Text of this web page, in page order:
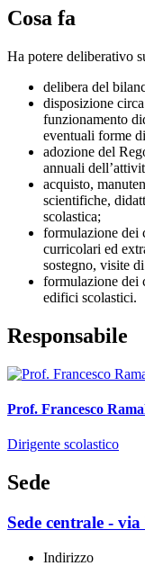
Cosa fa
Ha potere deliberativo
delibera del
disposizione
funzionamento
eventuali forme
adozione del
annuali
acquisto,
scientifiche,
scolastica;
formulazione dei
curricolari ed
sostegno, visite
formulazione dei
edifici scolastici.
Responsabile
Prof. Francesco
Dirigente scolastico
Sede
Sede centrale -
Indirizzo